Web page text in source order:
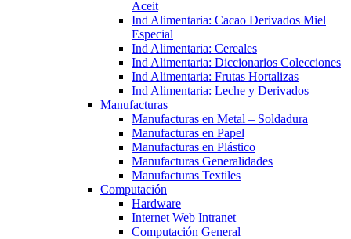
Aceit
Ind Alimentaria: Cacao Derivados Miel
Especial
Ind Alimentaria: Cereales
Ind Alimentaria: Diccionarios Colecciones
Ind Alimentaria: Frutas Hortalizas
Ind Alimentaria: Leche y Derivados
Manufacturas
Manufacturas en Metal – Soldadura
Manufacturas en Papel
Manufacturas en Plástico
Manufacturas Generalidades
Manufacturas Textiles
Computación
Hardware
Internet Web Intranet
Computación General